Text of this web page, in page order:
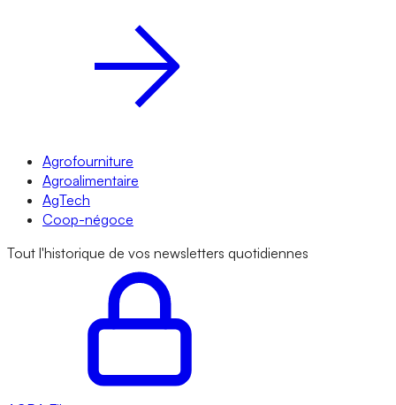
Agrofourniture
Agroalimentaire
AgTech
Coop-négoce
Tout l'historique de vos newsletters quotidiennes